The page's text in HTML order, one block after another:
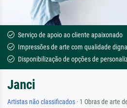
Serviço de apoio ao cliente apaixonado
Impressões de arte com qualidade
Disponibilização de opções de
Janci
Artistas não classificados · 1 Obras de arte